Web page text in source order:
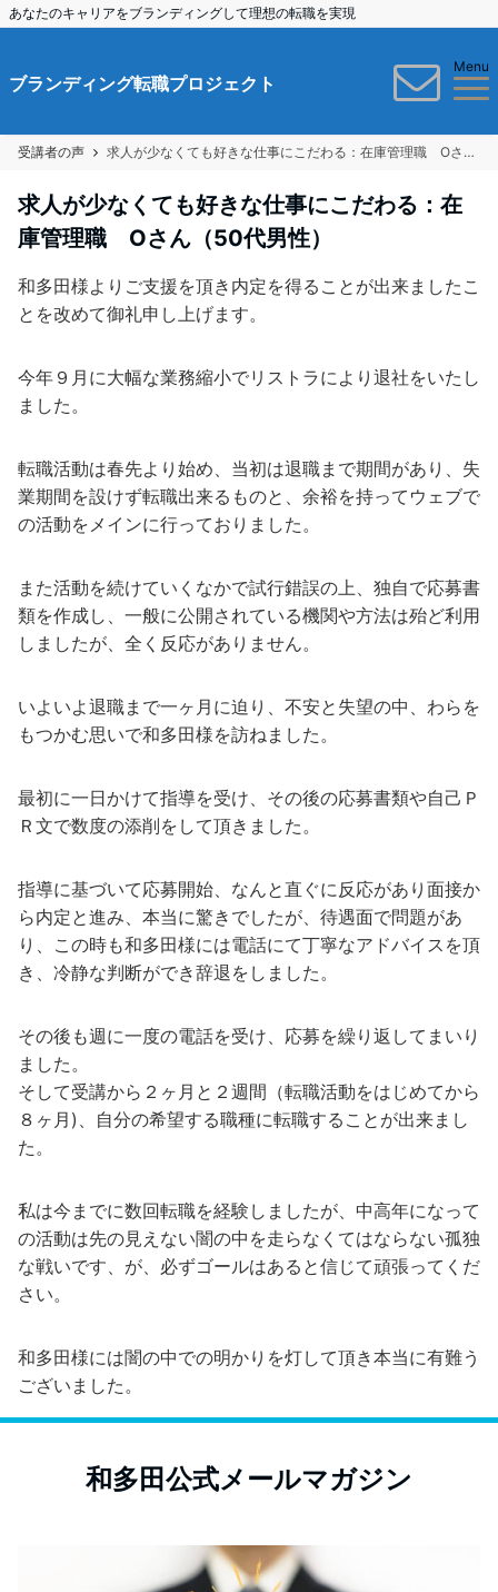
あなたのキャリアをブランディングして理想の転職を実現
ブランディング転職プロジェクト
Menu
受講者の声 求人が少なくても好きな仕事にこだわる：在庫管理職 Oさん（50代男性）
求人が少なくても好きな仕事にこだわる：在
庫管理職 Oさん（50代男性）
和多田様よりご支援を頂き内定を得ることが出来ましたこ
とを改めて御礼申し上げます。
今年９月に大幅な業務縮小でリストラにより退社をいたし
ました。
転職活動は春先より始め、当初は退職まで期間があり、失
業期間を設けず転職出来るものと、余裕を持ってウェブで
の活動をメインに行っておりました。
また活動を続けていくなかで試行錯誤の上、独自で応募書
類を作成し、一般に公開されている機関や方法は殆ど利用
しましたが、全く反応がありません。
いよいよ退職まで一ヶ月に迫り、不安と失望の中、わらを
もつかむ思いで和多田様を訪ねました。
最初に一日かけて指導を受け、その後の応募書類や自己Ｐ
Ｒ文で数度の添削をして頂きました。
指導に基づいて応募開始、なんと直ぐに反応があり面接か
ら内定と進み、本当に驚きでしたが、待遇面で問題があ
り、この時も和多田様には電話にて丁寧なアドバイスを頂
き、冷静な判断ができ辞退をしました。
その後も週に一度の電話を受け、応募を繰り返してまいり
ました。
そして受講から２ヶ月と２週間（転職活動をはじめてから
８ヶ月)、自分の希望する職種に転職することが出来まし
た。
私は今までに数回転職を経験しましたが、中高年になって
の活動は先の見えない闇の中を走らなくてはならない孤独
な戦いです、が、必ずゴールはあると信じて頑張ってくだ
さい。
和多田様には闇の中での明かりを灯して頂き本当に有難う
ございました。
和多田公式メールマガジン